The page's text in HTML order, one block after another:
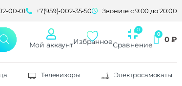
00-01 +7(959)-002-35-50 Звоните с 9:00 до 20:00
Мой аккаунтИзбранноеСравнение
0 ₽
Телевизоры Электросамокаты